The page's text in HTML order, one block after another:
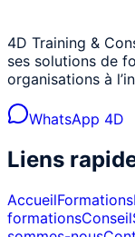
4D Training &
ses solutions de
organisations à
WhatsApp 4D
Liens
AccueilFormations
formationsConseil